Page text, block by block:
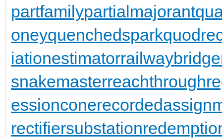
partfamilypartialmajorant
oneyquenchedspark
iationestimatorrailwaybridge
snakemaster
essioncone
rectifiersubstation